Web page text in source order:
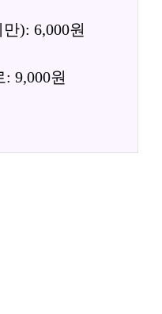
): 6,000원
9,000원